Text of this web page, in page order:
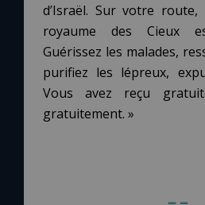
1000 Raisons de Croire
Chapelet pour le monde
Contact
d’Israël. Sur votre
royaume des Cieux
Guérissez les malades,
purifiez les lépreux,
Vous avez reçu
gratuitement. »